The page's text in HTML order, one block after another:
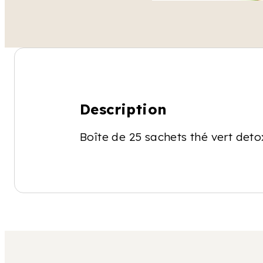
Description
Boîte de 25 sachets thé vert